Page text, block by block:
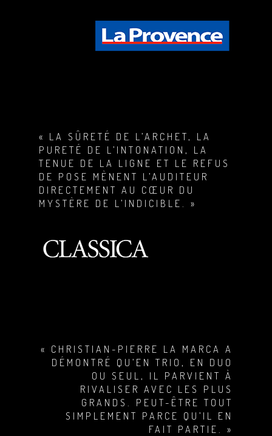
« LA SÛRETÉ DE L’ARCHET, LA
PURETÉ DE L’INTONATION, LA
TENUE DE LA LIGNE ET LE REFUS
DE POSE MÈNENT L’AUDITEUR
DIRECTEMENT AU CŒUR DU
MYSTÈRE DE L’INDICIBLE. »
« CHRISTIAN-PIERRE LA MARCA A
DÉMONTRÉ QU’EN TRIO, EN DUO
OU SEUL, IL PARVIENT À
RIVALISER AVEC LES PLUS
GRANDS. PEUT-ÊTRE TOUT
SIMPLEMENT PARCE QU’IL EN
FAIT PARTIE. »